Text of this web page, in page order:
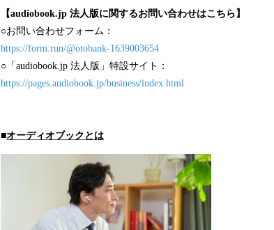
【audiobook.jp 法人版に関するお問い合わせはこちら】
○お問い合わせフォーム：
https://form.run/@otobank-1639003654
○「audiobook.jp 法人版」特設サイト：
https://pages.audiobook.jp/business/index.html
■オーディオブックとは